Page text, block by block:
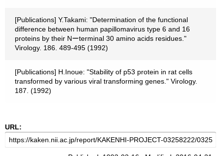
[Publications] Y.Takami: "Determination of the functional
difference between human papillomavirus type 6 and 16
proteins by their Nーterminal 30 amino acids residues."
Virology. 186. 489-495 (1992)
[Publications] H.Inoue: "Stability of p53 protein in rat cells
transformed by various viral transforming genes." Virology.
187. (1992)
URL: